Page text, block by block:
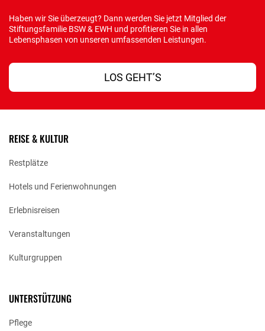
Haben wir Sie überzeugt? Dann werden Sie jetzt Mitglied der
Stiftungsfamilie BSW & EWH und profitieren Sie in allen
Lebensphasen von unseren umfassenden Leistungen.
LOS GEHT’S
REISE & KULTUR
Restplätze
Hotels und Ferienwohnungen
Erlebnisreisen
Veranstaltungen
Kulturgruppen
UNTERSTÜTZUNG
Pflege